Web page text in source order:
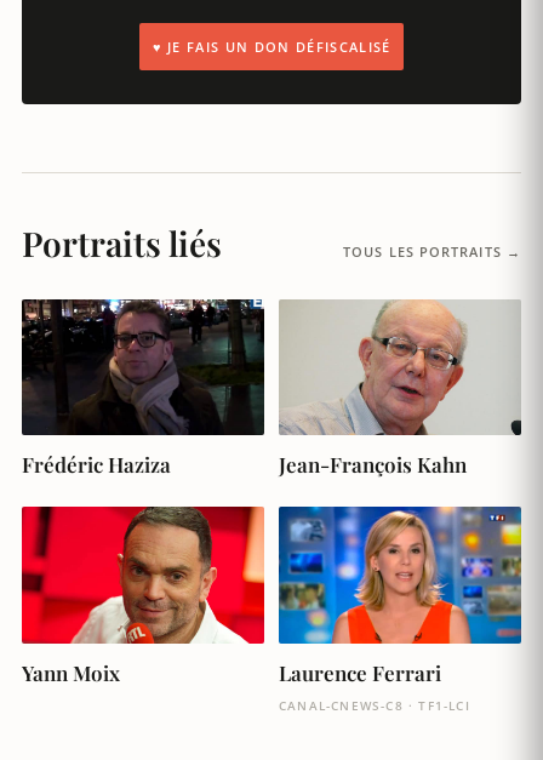
♥ JE FAIS UN DON DÉFISCALISÉ
Portraits liés TOUS LES PORTRAITS →
Frédéric Haziza Jean-François Kahn
Yann Moix Laurence Ferrari
CANAL-CNEWS-C8 · TF1-LCI